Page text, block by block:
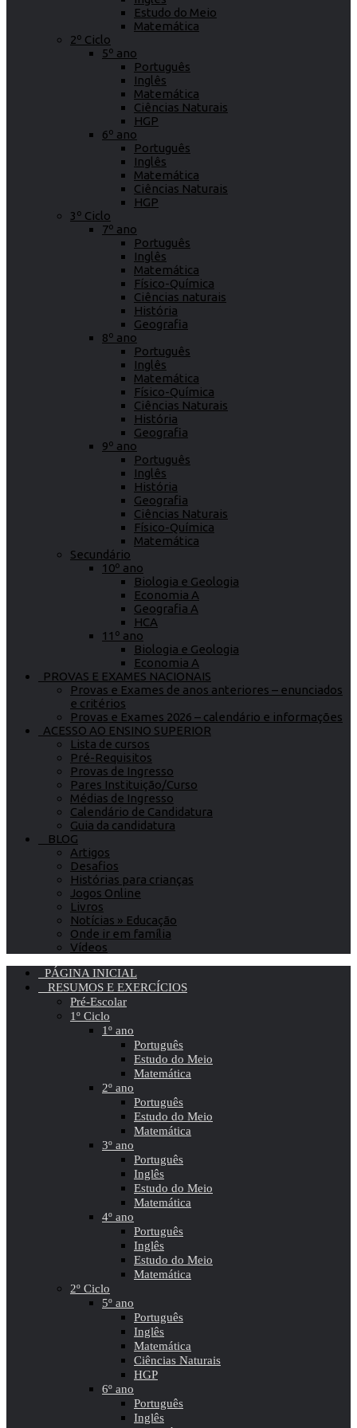
Estudo do Meio
Matemática
2º Ciclo
5º ano
Português
Inglês
Matemática
Ciências Naturais
HGP
6º ano
Português
Inglês
Matemática
Ciências Naturais
HGP
3º Ciclo
7º ano
Português
Inglês
Matemática
Físico-Química
Ciências naturais
História
Geografia
8º ano
Português
Inglês
Matemática
Físico-Química
Ciências Naturais
História
Geografia
9º ano
Português
Inglês
História
Geografia
Ciências Naturais
Físico-Química
Matemática
Secundário
10º ano
Biologia e Geologia
Economia A
Geografia A
HCA
11º ano
Biologia e Geologia
Economia A
PROVAS E EXAMES NACIONAIS
Provas e Exames de anos anteriores – enunciados
e critérios
Provas e Exames 2026 – calendário e informações
ACESSO AO ENSINO SUPERIOR
Lista de cursos
Pré-Requisitos
Provas de Ingresso
Pares Instituição/Curso
Médias de Ingresso
Calendário de Candidatura
Guia da candidatura
BLOG
Artigos
Desafios
Histórias para crianças
Jogos Online
Livros
Notícias » Educação
Onde ir em família
Vídeos
PÁGINA INICIAL
RESUMOS E EXERCÍCIOS
Pré-Escolar
1º Ciclo
1º ano
Português
Estudo do Meio
Matemática
2º ano
Português
Estudo do Meio
Matemática
3º ano
Português
Inglês
Estudo do Meio
Matemática
4º ano
Português
Inglês
Estudo do Meio
Matemática
2º Ciclo
5º ano
Português
Inglês
Matemática
Ciências Naturais
HGP
6º ano
Português
Inglês